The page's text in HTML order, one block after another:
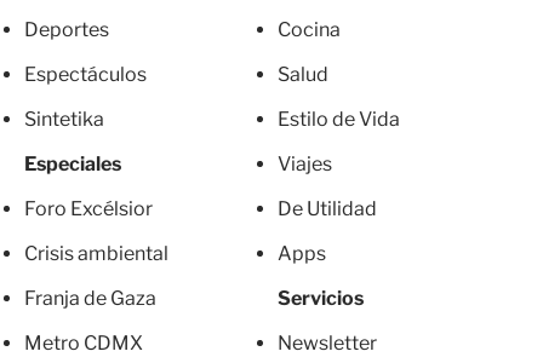
Deportes
Espectáculos
Sintetika
Especiales
Foro Excélsior
Crisis ambiental
Franja de Gaza
Metro CDMX
Cocina
Salud
Estilo de Vida
Viajes
De Utilidad
Apps
Servicios
Newsletter